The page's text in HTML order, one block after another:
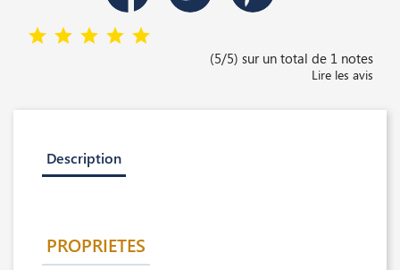
(5/5) sur un total de 1 notes
Lire les avis
Description
PROPRIETES